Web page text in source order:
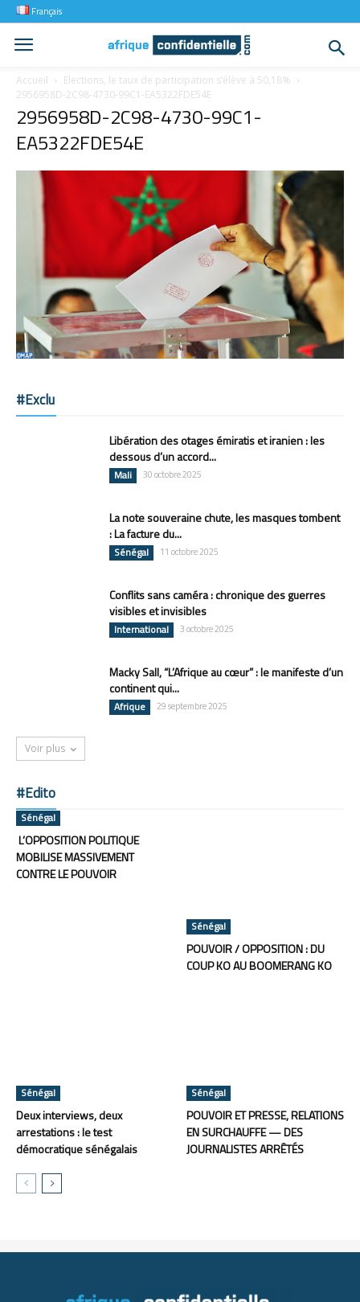
Français
Accueil
Elections, le taux de participation s’élève à 50,18%
2956958D-2C98-4730-99C1-EA5322FDE54E
2956958D-2C98-4730-99C1-
EA5322FDE54E
#Exclu
Libération des otages émiratis et iranien : les
dessous d’un accord...
Mali 30 octobre 2025
La note souveraine chute, les masques tombent
: La facture du...
Sénégal 11 octobre 2025
Conflits sans caméra : chronique des guerres
visibles et invisibles
International 3 octobre 2025
Macky Sall, “L’Afrique au cœur” : le manifeste d’un
continent qui...
Afrique 29 septembre 2025
Voir plus
#Edito
Sénégal
L’OPPOSITION POLITIQUE
MOBILISE MASSIVEMENT
CONTRE LE POUVOIR
Sénégal
POUVOIR / OPPOSITION : DU
COUP KO AU BOOMERANG KO
Sénégal
Deux interviews, deux
arrestations : le test
démocratique sénégalais
Sénégal
POUVOIR ET PRESSE, RELATIONS
EN SURCHAUFFE — DES
JOURNALISTES ARRÊTÉS